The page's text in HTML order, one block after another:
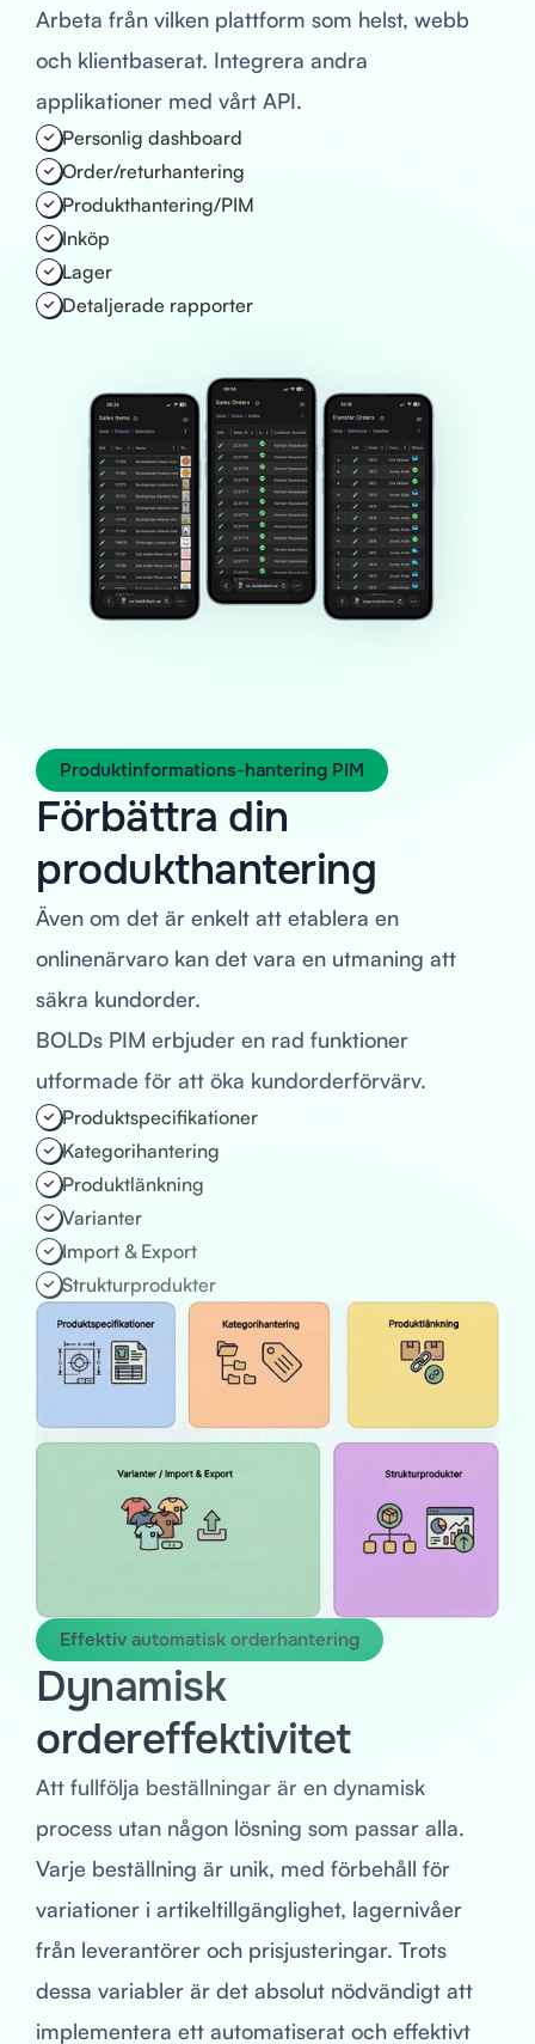
Arbeta från vilken plattform som helst, webb
och klientbaserat. Integrera andra
applikationer med vårt API.
Personlig dashboard
Order/returhantering
Produkthantering/PIM
Inköp
Lager
Detaljerade rapporter
Produktinformations-hantering PIM
Förbättra din
produkthantering
Även om det är enkelt att etablera en
onlinenärvaro kan det vara en utmaning att
säkra kundorder.
BOLDs PIM erbjuder en rad funktioner
utformade för att öka kundorderförvärv.
Produktspecifikationer
Kategorihantering
Produktlänkning
Varianter
Import & Export
Strukturprodukter
Effektiv automatisk orderhantering
Dynamisk
ordereffektivitet
Att fullfölja beställningar är en dynamisk
process utan någon lösning som passar alla.
Varje beställning är unik, med förbehåll för
variationer i artikeltillgänglighet, lagernivåer
från leverantörer och prisjusteringar. Trots
dessa variabler är det absolut nödvändigt att
implementera ett automatiserat och effektivt